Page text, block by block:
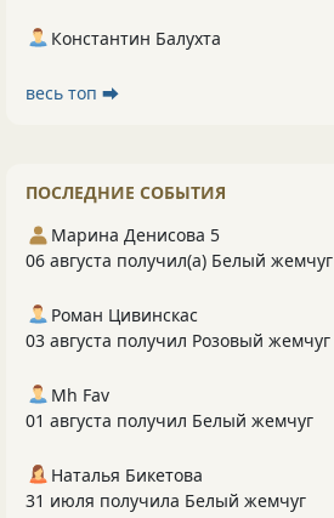
Константин Балухта
весь топ ⮕
ПОСЛЕДНИЕ СОБЫТИЯ
Марина Денисова 5
06 августа получил(а) Белый жемчуг
Роман Цивинскас
03 августа получил Розовый жемчуг
Mh Fav
01 августа получил Белый жемчуг
Наталья Бикетова
31 июля получила Белый жемчуг